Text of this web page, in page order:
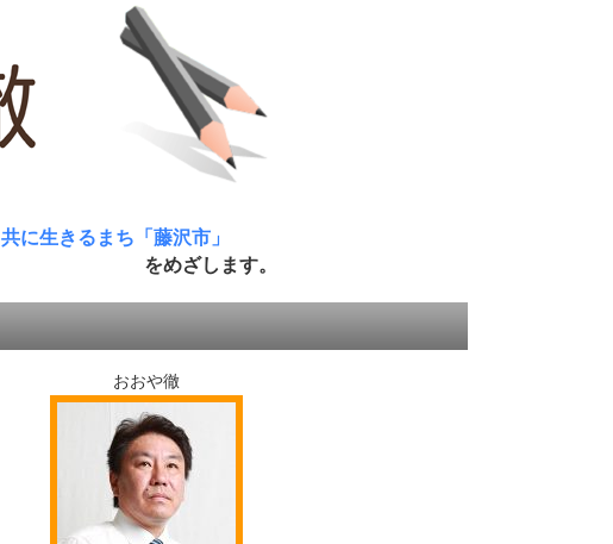
共に生きるまち「藤沢市」
をめざします。
おおや徹